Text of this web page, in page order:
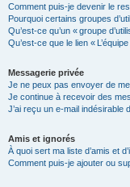
Comment puis-je devenir le
Pourquoi certains groupes
Qu’est-ce qu’un « groupe
Qu’est-ce que le lien « L’équipe
Messagerie privée
Je ne peux pas envoyer de
Je continue à recevoir des
J’ai reçu un e-mail indésirable
Amis et ignorés
À quoi sert ma liste d’amis et
Comment puis-je ajouter ou